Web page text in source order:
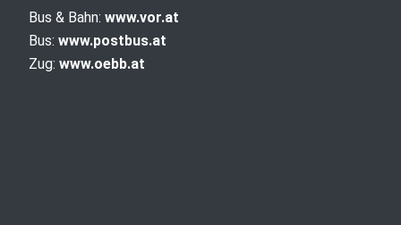
Bus & Bahn: www.vor.at
Bus: www.postbus.at
Zug: www.oebb.at